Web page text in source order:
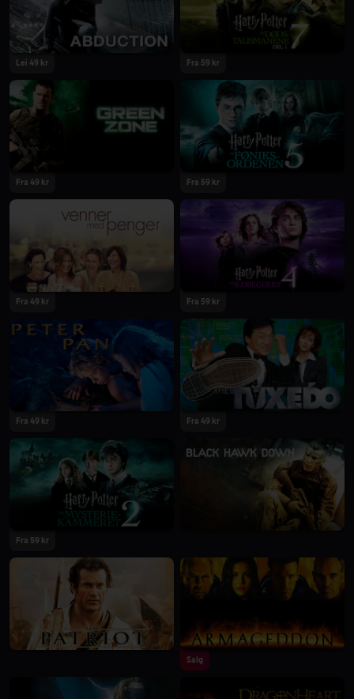
Lei 49 kr Fra 59 kr
Fra 49 kr Fra 59 kr
Fra 49 kr Fra 59 kr
Fra 49 kr Fra 49 kr
Fra 59 kr
Salg